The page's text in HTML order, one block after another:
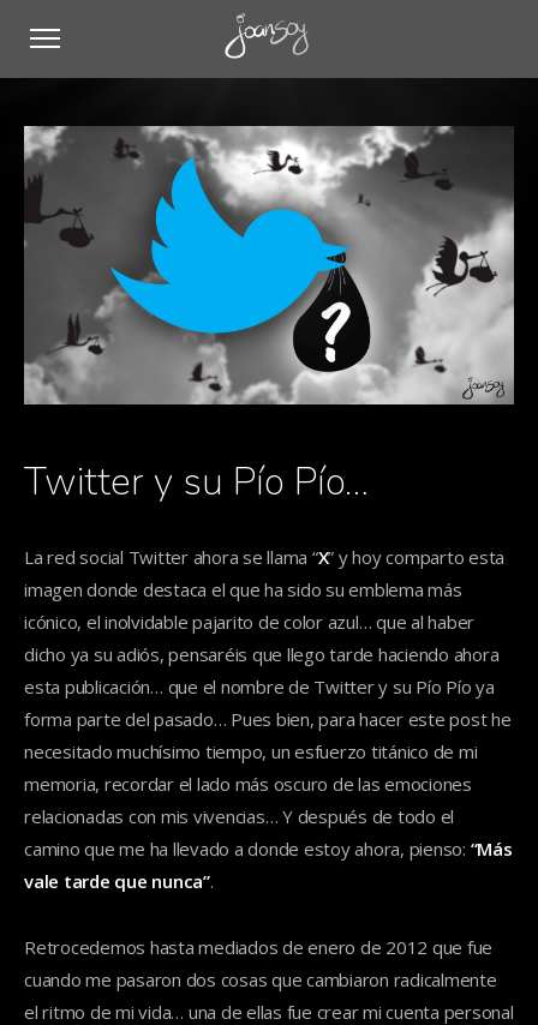
Twitter y su Pío Pío…
La red social Twitter ahora se llama “X” y hoy comparto esta
imagen donde destaca el que ha sido su emblema más
icónico, el inolvidable pajarito de color azul… que al haber
dicho ya su adiós, pensaréis que llego tarde haciendo ahora
esta publicación… que el nombre de Twitter y su Pío Pío ya
forma parte del pasado… Pues bien, para hacer este post he
necesitado muchísimo tiempo, un esfuerzo titánico de mi
memoria, recordar el lado más oscuro de las emociones
relacionadas con mis vivencias… Y después de todo el
camino que me ha llevado a donde estoy ahora, pienso: “Más
vale tarde que nunca”.
Retrocedemos hasta mediados de enero de 2012 que fue
cuando me pasaron dos cosas que cambiaron radicalmente
el ritmo de mi vida… una de ellas fue crear mi cuenta personal